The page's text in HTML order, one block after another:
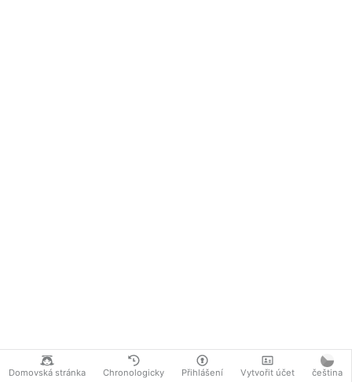
Domovská stránka Chronologicky Přihlášení Vytvořit účet čeština